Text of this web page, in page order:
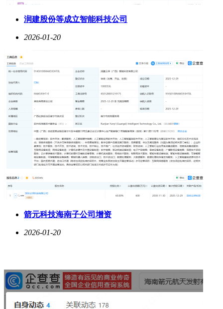
润建股份等成立智能科技公司
2026-01-20
箭元科技海南子公司增资
2026-01-20